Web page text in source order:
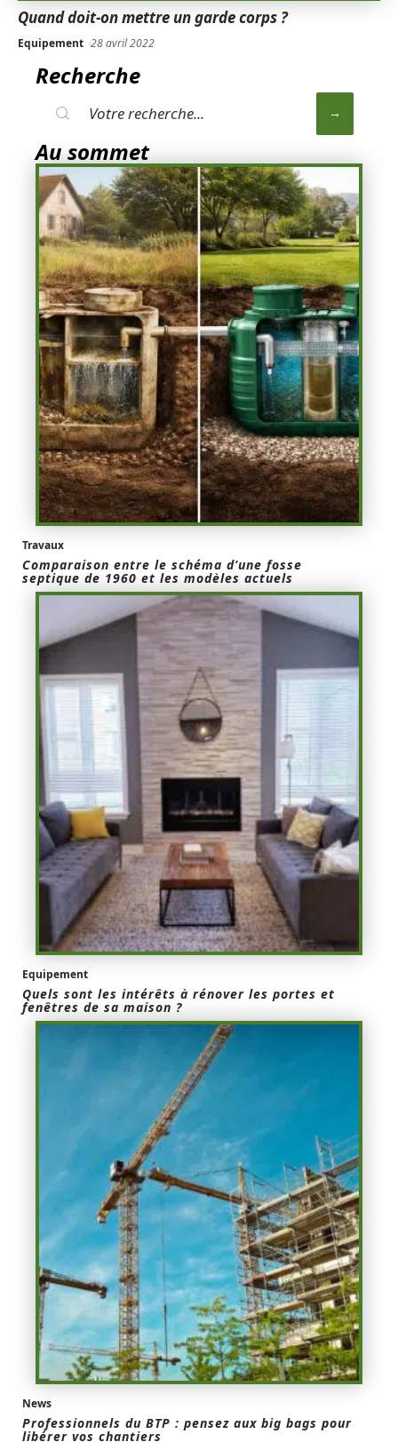
Quand doit-on mettre un garde corps ?
Equipement 28 avril 2022
Recherche
Au sommet
Travaux
Comparaison entre le schéma d’une fosse
septique de 1960 et les modèles actuels
Equipement
Quels sont les intérêts à rénover les portes et
fenêtres de sa maison ?
News
Professionnels du BTP : pensez aux big bags pour
libérer vos chantiers